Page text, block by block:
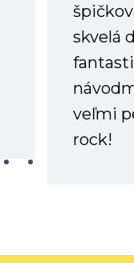
skvelá
veľmi
rock!